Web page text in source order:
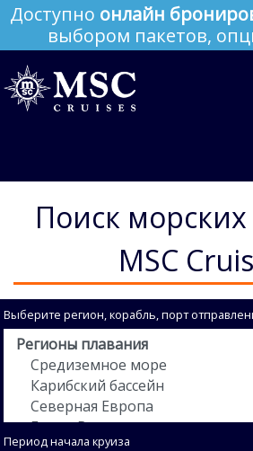
Доступно онлайн
выбором пакетов,
Поиск морских
MSC
Выберите регион, корабль, порт
Период начала круиза